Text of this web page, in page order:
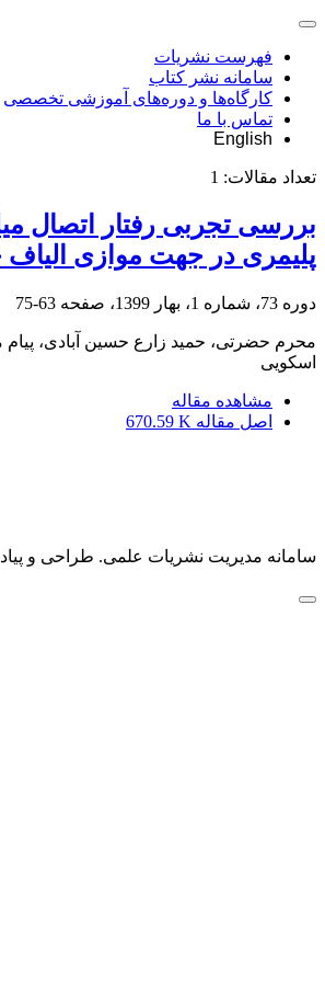
فهرست نشریات
سامانه نشر کتاب
کارگاه‌ها و دوره‌های آموزشی تخصصی
تماس با ما
English
تعداد مقالات: 1
بررسی تجربی رفتار اتصال
پلیمری در جهت موازی الیاف
دوره 73، شماره 1، بهار 1399، صفحه 63-75
محرم حضرتی، حمید زارع حسین آبادی، پیام
اسکویی
مشاهده مقاله
اصل مقاله 670.59 K
سامانه مدیریت نشریات علمی. طراحی و